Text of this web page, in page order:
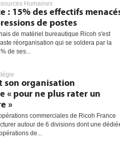
Humaines
: 15% des effectifs
de postes
de matériel bureautique Ricoh s'est
réorganisation qui se soldera par la
de ses...
son organisation
« pour ne plus rater un
»
commerciales de Ricoh France
autour de 6 divisions dont une
de...